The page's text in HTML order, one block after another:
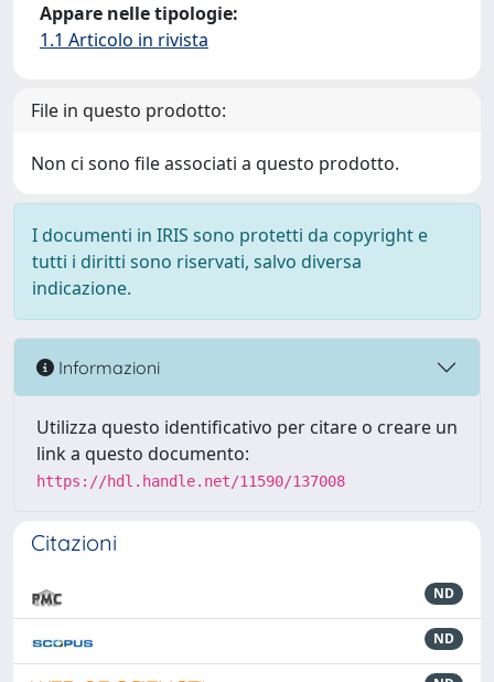
Appare nelle tipologie:
1.1 Articolo in rivista
File in questo prodotto:
Non ci sono file associati a questo prodotto.
I documenti in IRIS sono protetti da copyright e
tutti i diritti sono riservati, salvo diversa
indicazione.
Informazioni
Utilizza questo identificativo per citare o creare un
link a questo documento:
https://hdl.handle.net/11590/137008
Citazioni
ND
ND